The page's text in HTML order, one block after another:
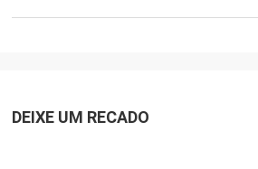
DEIXE UM RECADO